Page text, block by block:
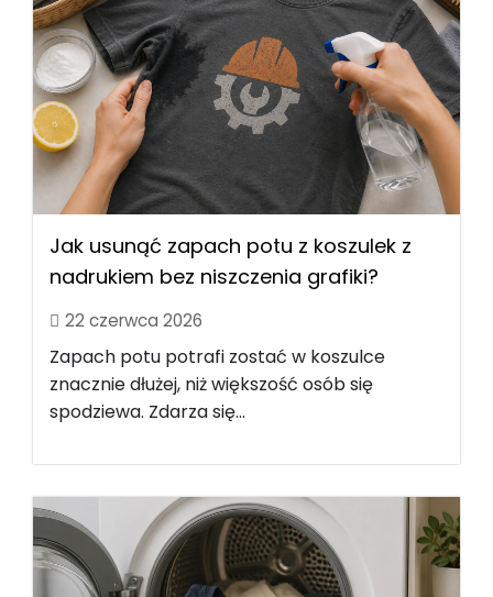
Jak usunąć zapach potu z koszulek z
nadrukiem bez niszczenia grafiki?
22 czerwca 2026
Zapach potu potrafi zostać w koszulce
znacznie dłużej, niż większość osób się
spodziewa. Zdarza się...